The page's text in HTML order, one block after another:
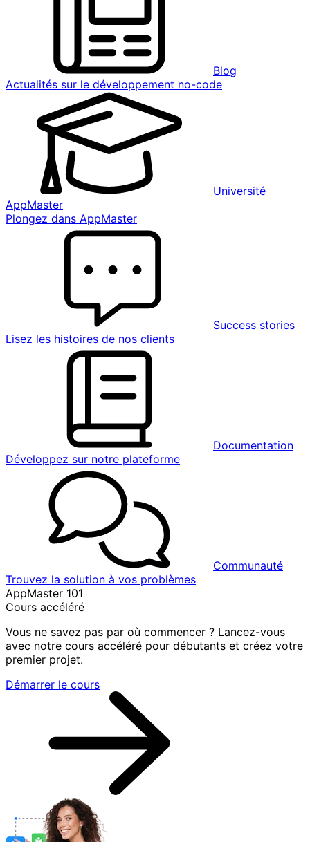
Blog
Actualités sur le développement no-code
Université
AppMaster
Plongez dans AppMaster
Success stories
Lisez les histoires de nos clients
Documentation
Développez sur notre plateforme
Communauté
Trouvez la solution à vos problèmes
AppMaster 101
Cours accéléré
Vous ne savez pas par où commencer ? Lancez-vous
avec notre cours accéléré pour débutants et créez votre
premier projet.
Démarrer le cours